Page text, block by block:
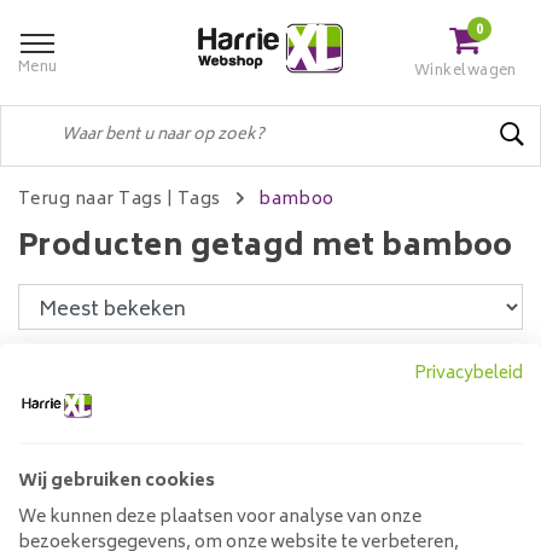
Menu
0
Winkelwagen
Terug naar Tags | Tags bamboo
Producten getagd met bamboo
Hanglamp 7L Bamboo
wikkel
125,00
Privacybeleid
Wij gebruiken cookies
We kunnen deze plaatsen voor analyse van onze
bezoekersgegevens, om onze website te verbeteren,